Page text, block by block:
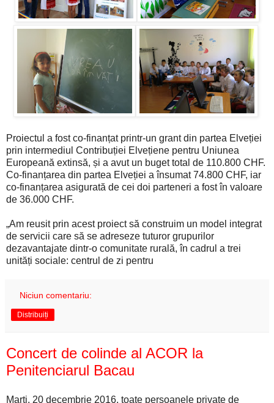
Proiectul a fost co-finanțat printr-un grant din partea Elveției
prin intermediul Contribuției Elvețiene pentru Uniunea
Europeană extinsă, și a avut un buget total de 110.800 CHF.
Co-finanțarea din partea Elveției a însumat 74.800 CHF, iar
co-finanțarea asigurată de cei doi parteneri a fost în valoare
de 36.000 CHF.
„Am reusit prin acest proiect să construim un model integrat
de servicii care să se adreseze tuturor grupurilor
dezavantajate dintr-o comunitate rurală, în cadrul a trei
unități sociale: centrul de zi pentru
Niciun comentariu:
Distribuiți
Concert de colinde al ACOR la
Penitenciarul Bacau
Marţi, 20 decembrie 2016, toate persoanele private de